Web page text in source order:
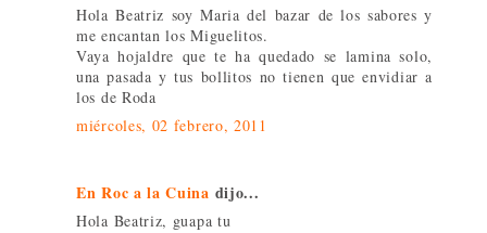
Hola Beatriz soy Maria del bazar de los sabores y
me encantan los Miguelitos.
Vaya hojaldre que te ha quedado se lamina solo,
una pasada y tus bollitos no tienen que envidiar a
los de Roda
miércoles, 02 febrero, 2011
En Roc a la Cuina dijo...
Hola Beatriz, guapa tu